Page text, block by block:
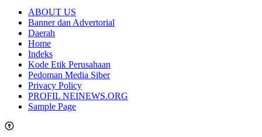
ABOUT US
Banner dan Advertorial
Daerah
Home
Indeks
Kode Etik Perusahaan
Pedoman Media Siber
Privacy Policy
PROFIL NEINEWS.ORG
Sample Page